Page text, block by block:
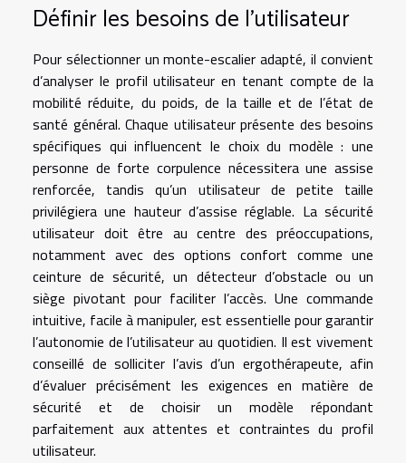
Définir les besoins de l’utilisateur
Pour sélectionner un monte-escalier adapté, il convient
d’analyser le profil utilisateur en tenant compte de la
mobilité réduite, du poids, de la taille et de l’état de
santé général. Chaque utilisateur présente des besoins
spécifiques qui influencent le choix du modèle : une
personne de forte corpulence nécessitera une assise
renforcée, tandis qu’un utilisateur de petite taille
privilégiera une hauteur d’assise réglable. La sécurité
utilisateur doit être au centre des préoccupations,
notamment avec des options confort comme une
ceinture de sécurité, un détecteur d’obstacle ou un
siège pivotant pour faciliter l’accès. Une commande
intuitive, facile à manipuler, est essentielle pour garantir
l’autonomie de l’utilisateur au quotidien. Il est vivement
conseillé de solliciter l’avis d’un ergothérapeute, afin
d’évaluer précisément les exigences en matière de
sécurité et de choisir un modèle répondant
parfaitement aux attentes et contraintes du profil
utilisateur.